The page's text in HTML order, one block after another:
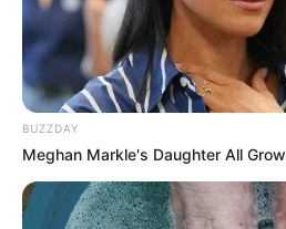
LIFESTYLE
Beda Peeling dan
BUZZDAY
Meghan Markle's Daughter All